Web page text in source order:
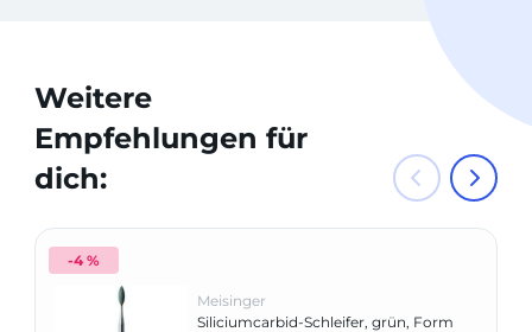
Weitere
Empfehlungen für
dich:
-4 %
Meisinger
Siliciumcarbid-Schleifer, grün, Form